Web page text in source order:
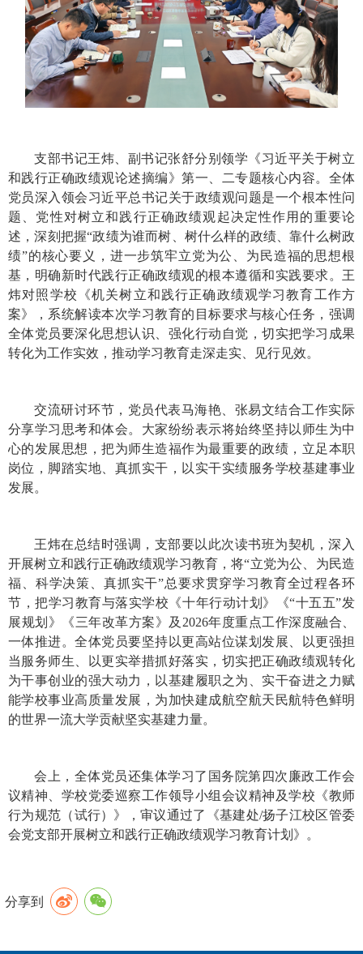
支部书记王炜、副书记张舒分别领学《习近平关于树立
和践行正确政绩观论述摘编》第一、二专题核心内容。全体
党员深入领会习近平总书记关于政绩观问题是一个根本性问
题、党性对树立和践行正确政绩观起决定性作用的重要论
述，深刻把握“政绩为谁而树、树什么样的政绩、靠什么树政
绩”的核心要义，进一步筑牢立党为公、为民造福的思想根
基，明确新时代践行正确政绩观的根本遵循和实践要求。王
炜对照学校《机关树立和践行正确政绩观学习教育工作方
案》，系统解读本次学习教育的目标要求与核心任务，强调
全体党员要深化思想认识、强化行动自觉，切实把学习成果
转化为工作实效，推动学习教育走深走实、见行见效。
交流研讨环节，党员代表马海艳、张易文结合工作实际
分享学习思考和体会。大家纷纷表示将始终坚持以师生为中
心的发展思想，把为师生造福作为最重要的政绩，立足本职
岗位，脚踏实地、真抓实干，以实干实绩服务学校基建事业
发展。
王炜在总结时强调，支部要以此次读书班为契机，深入
开展树立和践行正确政绩观学习教育，将“立党为公、为民造
福、科学决策、真抓实干”总要求贯穿学习教育全过程各环
节，把学习教育与落实学校《十年行动计划》《“十五五”发
展规划》《三年改革方案》及2026年度重点工作深度融合、
一体推进。全体党员要坚持以更高站位谋划发展、以更强担
当服务师生、以更实举措抓好落实，切实把正确政绩观转化
为干事创业的强大动力，以基建履职之为、实干奋进之力赋
能学校事业高质量发展，为加快建成航空航天民航特色鲜明
的世界一流大学贡献坚实基建力量。
会上，全体党员还集体学习了国务院第四次廉政工作会
议精神、学校党委巡察工作领导小组会议精神及学校《教师
行为规范（试行）》，审议通过了《基建处/扬子江校区管委
会党支部开展树立和践行正确政绩观学习教育计划》。
分享到